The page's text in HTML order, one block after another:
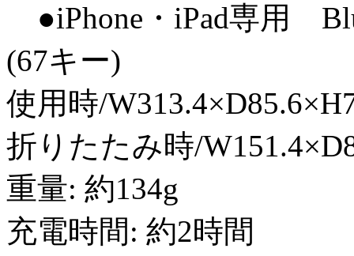
●iPhone・iPad専用
(67キー)
使用時/
折りたたみ時/
重量: 約134g
充電時間: 約2時間